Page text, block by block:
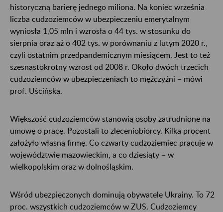
historyczną barierę jednego miliona. Na koniec września
liczba cudzoziemców w ubezpieczeniu emerytalnym
wyniosła 1,05 mln i wzrosła o 44 tys. w stosunku do
sierpnia oraz aż o 402 tys. w porównaniu z lutym 2020 r.,
czyli ostatnim przedpandemicznym miesiącem. Jest to też
szesnastokrotny wzrost od 2008 r. Około dwóch trzecich
cudzoziemców w ubezpieczeniach to mężczyźni – mówi
prof. Uścińska.
Większość cudzoziemców stanowią osoby zatrudnione na
umowę o pracę. Pozostali to zleceniobiorcy. Kilka procent
założyło własną firmę. Co czwarty cudzoziemiec pracuje w
województwie mazowieckim, a co dziesiąty – w
wielkopolskim oraz w dolnośląskim.
Wśród ubezpieczonych dominują obywatele Ukrainy. To 72
proc. wszystkich cudzoziemców w ZUS. Cudzoziemcy